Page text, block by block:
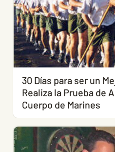
30 Días para ser un
Realiza la Prueba de
Cuerpo de Marines